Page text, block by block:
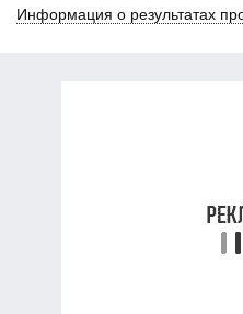
Информация о результатах